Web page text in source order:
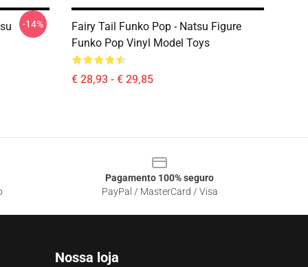
-14%
Fairy Tail Funko Pop - Natsu Figure
Funko Pop Vinyl Model Toys
€ 28,93 - € 29,85
Pagamento 100% seguro
PayPal / MasterCard / Visa
Nossa loja